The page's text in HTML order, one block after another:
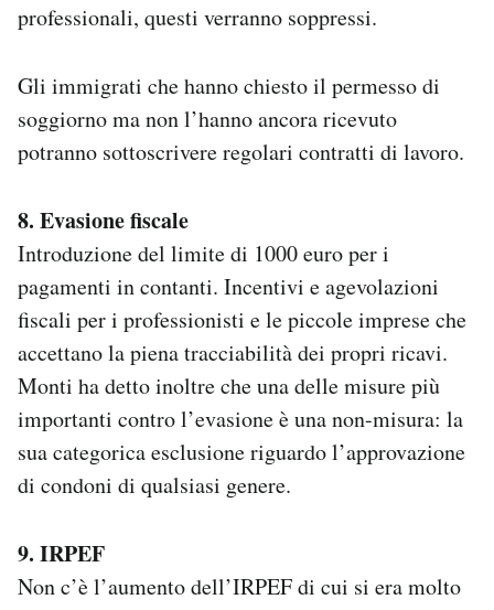
professionali, questi verranno soppressi.
Gli immigrati che hanno chiesto il permesso di
soggiorno ma non l’hanno ancora ricevuto
potranno sottoscrivere regolari contratti di lavoro.
8. Evasione fiscale
Introduzione del limite di 1000 euro per i
pagamenti in contanti. Incentivi e agevolazioni
fiscali per i professionisti e le piccole imprese che
accettano la piena tracciabilità dei propri ricavi.
Monti ha detto inoltre che una delle misure più
importanti contro l’evasione è una non-misura: la
sua categorica esclusione riguardo l’approvazione
di condoni di qualsiasi genere.
9. IRPEF
Non c’è l’aumento dell’IRPEF di cui si era molto